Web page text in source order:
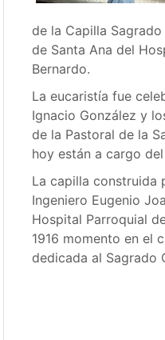
de la Capilla
de Santa Ana del
Bernardo.
La eucaristía fue
Ignacio González y
de la Pastoral de la
hoy están a cargo
La capilla construida
Ingeniero Eugenio
Hospital Parroquial
1916 momento en el
dedicada al Sagrado